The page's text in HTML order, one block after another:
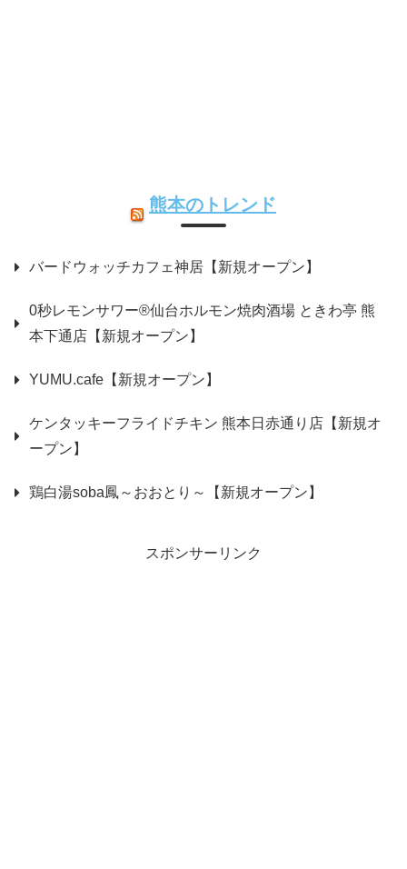
熊本のトレンド
バードウォッチカフェ神居【新規オープン】
0秒レモンサワー®仙台ホルモン焼肉酒場 ときわ亭 熊
本下通店【新規オープン】
YUMU.cafe【新規オープン】
ケンタッキーフライドチキン 熊本日赤通り店【新規オ
ープン】
鶏白湯soba鳳～おおとり～【新規オープン】
スポンサーリンク